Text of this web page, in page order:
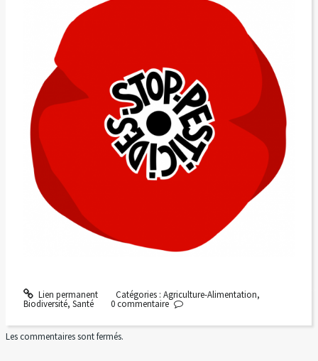
Lien permanent Catégories : Agriculture-Alimentation,
Biodiversité, Santé 0commentaire
Les commentaires sont fermés.